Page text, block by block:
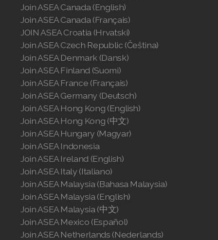
Join ASEA Canada (English)
Join ASEA Canada (Français)
JOIN ASEA Croatia (Hrvatski)
Join ASEA Czech Republic (Čeština)
Join ASEA Denmark (Dansk)
Join ASEA Finland (Suomi)
Join ASEA France (Français)
Join ASEA Germany (Deutsch)
Join ASEA Hong Kong (English)
Join ASEA Hong Kong (中文)
Join ASEA Hungary (Magyar)
Join ASEA Indonesia
Join ASEA Ireland (English)
Join ASEA Italy (Italiano)
Join ASEA Malaysia (Bahasa Malaysia)
Join ASEA Malaysia (English)
Join ASEA Malaysia (中文)
Join ASEA Mexico (Español)
Join ASEA Netherlands (Nederlands)
Join ASEA Switzerland (Français)
Join ASEA Taiwan (中文)
Join ASEA Thailand (ไทย)
Join ASEA United Kingdom (English)
Join ASEA United States (English)
Join ASEA United States (Español)